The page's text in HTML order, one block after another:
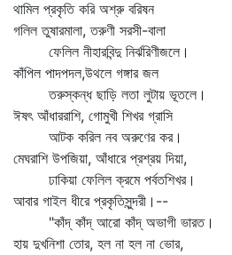
থামিল প্রকৃতি করি অশ্রু বরিষন
গলিল তুষারমালা, তরুণী সরসী-বালা
ফেলিল নীহারবিন্দু নির্ঝরিণীজলে।
কাঁপিল পাদপদল,উথলে গঙ্গার জল
তরুস্কন্ধ ছাড়ি লতা লুটায় ভূতলে।
ঈষৎ আঁধাররাশি, গোমুখী শিখর গ্রাসি
আটক করিল নব অরুণের কর।
মেঘরাশি উপজিয়া, আঁধারে প্রশ্রয় দিয়া,
ঢাকিয়া ফেলিল ক্রমে পর্বতশিখর।
আবার গাইল ধীরে প্রকৃতিসুন্দরী।--
"কাঁদ্‌ কাঁদ্‌ আরো কাঁদ্‌ অভাগী ভারত।
হায় দুখনিশা তোর, হল না হল না ভোর,